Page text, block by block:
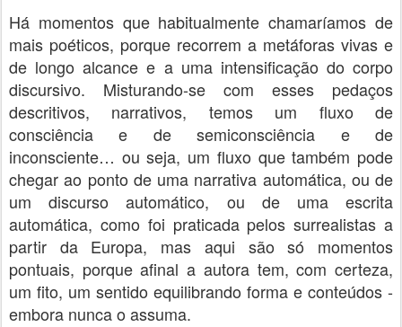
Há momentos que habitualmente chamaríamos de
mais poéticos, porque recorrem a metáforas vivas e
de longo alcance e a uma intensificação do corpo
discursivo. Misturando-se com esses pedaços
descritivos, narrativos, temos um fluxo de
consciência e de semiconsciência e de
inconsciente… ou seja, um fluxo que também pode
chegar ao ponto de uma narrativa automática, ou de
um discurso automático, ou de uma escrita
automática, como foi praticada pelos surrealistas a
partir da Europa, mas aqui são só momentos
pontuais, porque afinal a autora tem, com certeza,
um fito, um sentido equilibrando forma e conteúdos -
embora nunca o assuma.